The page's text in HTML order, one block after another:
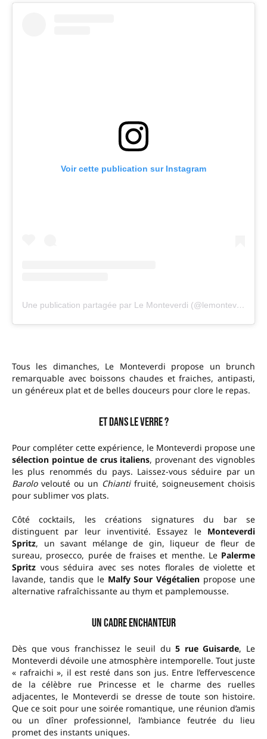
Voir cette publication sur Instagram
Une publication partagée par Le Monteverdi (@lemonteverdi)
Tous les dimanches, Le Monteverdi propose un brunch
remarquable avec boissons chaudes et fraiches, antipasti,
un généreux plat et de belles douceurs pour clore le repas.
Et dans le verre ?
Pour compléter cette expérience, le Monteverdi propose une
sélection pointue de crus italiens, provenant des vignobles
les plus renommés du pays. Laissez-vous séduire par un
Barolovelouté ou un Chiantifruité, soigneusement choisis
pour sublimer vos plats.
Côté cocktails, les créations signatures du bar se
distinguent par leur inventivité. Essayez le Monteverdi
Spritz, un savant mélange de gin, liqueur de fleur de
sureau, prosecco, purée de fraises et menthe. Le Palerme
Spritz vous séduira avec ses notes florales de violette et
lavande, tandis que le Malfy Sour Végétalien propose une
alternative rafraîchissante au thym et pamplemousse.
Un cadre enchanteur
Dès que vous franchissez le seuil du5 rue Guisarde, Le
Monteverdi dévoile une atmosphère intemporelle. Tout juste
« rafraichi », il est resté dans son jus. Entre l’effervescence
de la célèbre rue Princesse et le charme des ruelles
adjacentes, le Monteverdi se dresse de toute son histoire.
Que ce soit pour une soirée romantique, une réunion d’amis
ou un dîner professionnel, l’ambiance feutrée du lieu
promet des instants uniques.